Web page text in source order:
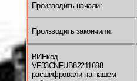
Производить начали:
Производить закончили:
ВИНкод
VF33CNFUB82211698
расшифровали на нашем